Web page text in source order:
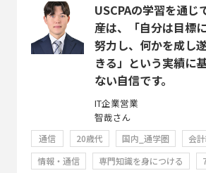
USCPAの学習を通じ
産は、「自分は目標
努力し、何かを成し
きる」という実績に
ない自信です。
IT企業営業
智哉さん
通信 20歳代 国内_通学圏
会
情報・通信
専門知識を身につける